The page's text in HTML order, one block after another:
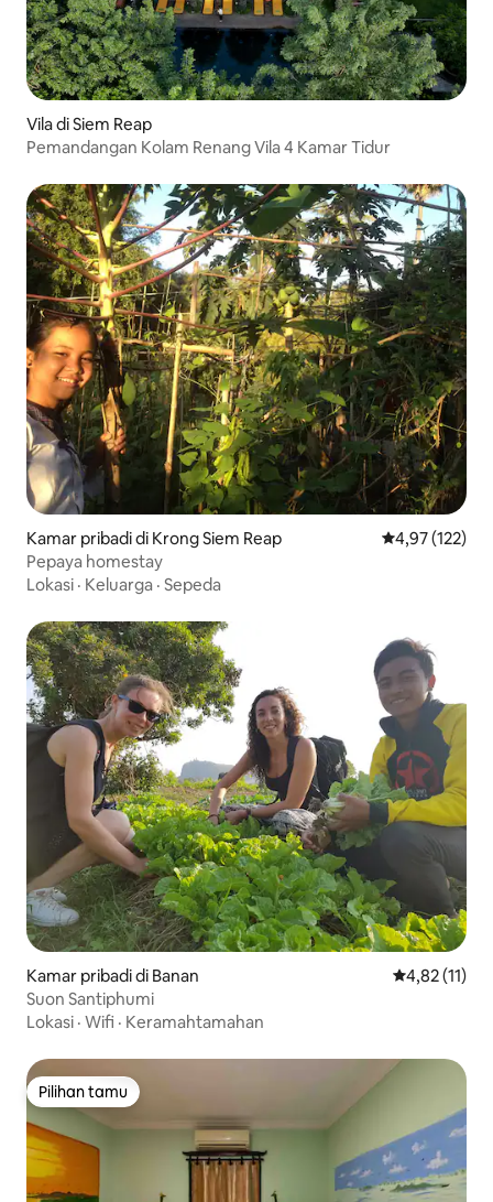
Vila di Siem Reap
Pemandangan Kolam Renang Vila 4 Kamar Tidur
Kamar pribadi di Krong Siem Reap Nilai rata-rata
4,97 (122)
Pepaya homestay
Lokasi · Keluarga · Sepeda
Kamar pribadi di Banan Nilai rata-
4,82 (11)
Suon Santiphumi
Lokasi · Wifi · Keramahtamahan
Pilihan tamu
Pilihan tamu